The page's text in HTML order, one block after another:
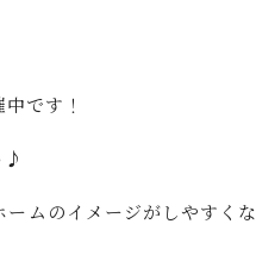
です！
ムのイメージがしやすくな